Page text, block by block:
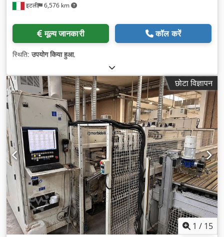
इटली 6,576 km
मूल्य जानकारी कॉल करें
स्थिति:उपयोग किया हुआ,
छोटा विज्ञापन
1 / 15